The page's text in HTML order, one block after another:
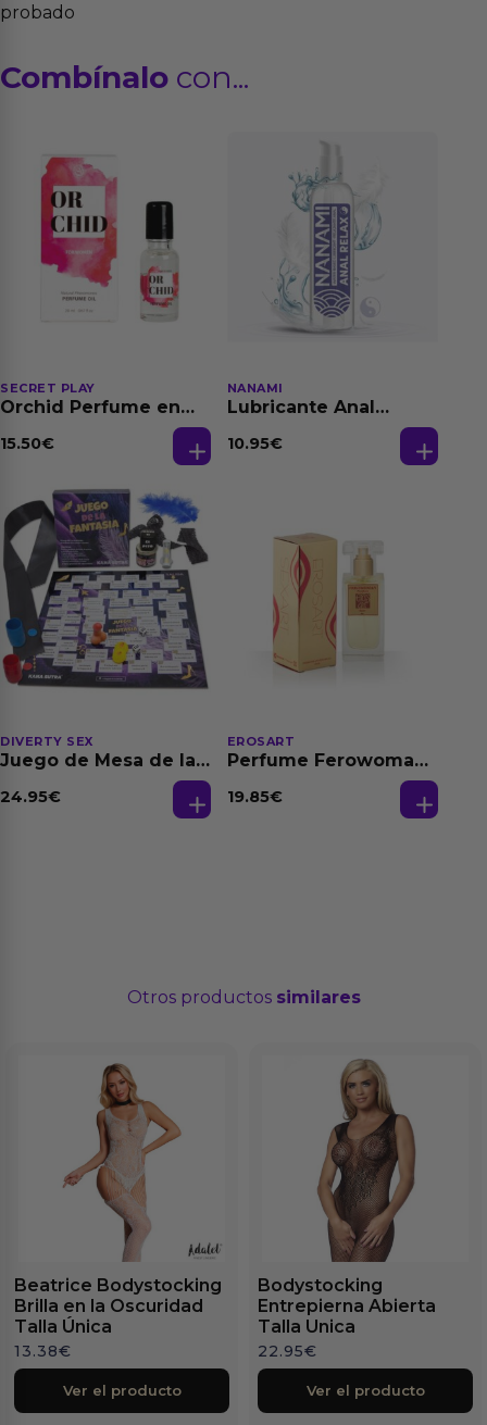
probado
Combínalo con...
SECRET PLAY
Orchid Perfume en
Feromonas 20 ml
15.50€
NANAMI
Lubricante Anal
Dilatación Base Agua
10.95€
DIVERTY SEX
Juego de Mesa de las
24.95€
EROSART
Perfume Ferowoman
19.85€
Otros productos similares
Beatrice Bodystocking
Brilla en la Oscuridad
Talla Única
13.38€
Ver el producto
Bodystocking
Entrepierna Abierta
Talla Unica
22.95€
Ver el producto